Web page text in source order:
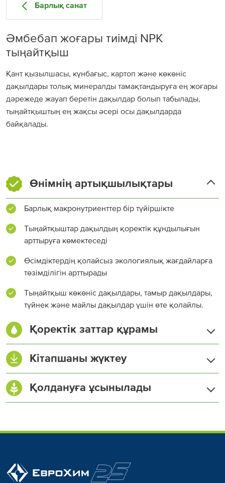
Барлық санат
Әмбебап жоғары тиімді NPK
тыңайтқыш
Қант қызылшасы, күнбағыс, картоп және көкөніс
дақылдары толық минералды тамақтандыруға ең жоғары
дәрежеде жауап беретін дақылдар болып табылады,
тыңайтқыштың ең жақсы әсері осы дақылдарда
байқалады.
Өнімнің артықшылықтары
Барлық макронутриенттер бір түйіршікте
Тыңайтқыштар дақылдың қоректік құндылығын
арттыруға көмектеседі
Өсімдіктердің қолайсыз экологиялық жағдайларға
төзімділігін арттырады
Тыңайтқыш көкөніс дақылдары, тамыр дақылдары,
түйнек және майлы дақылдар үшін өте қолайлы.
Қоректік заттар құрамы
Азот (N) жалпы, %
Нитрат азоты (NO
Аммоний азоты (NH ), % 8
Фосфор (P2O5), % 16
Күкірт (S), %
Кітапшаны жүктеу
Amazone тыңайтқыш шашқыштарын
баптау
Қолдануға ұсынылады